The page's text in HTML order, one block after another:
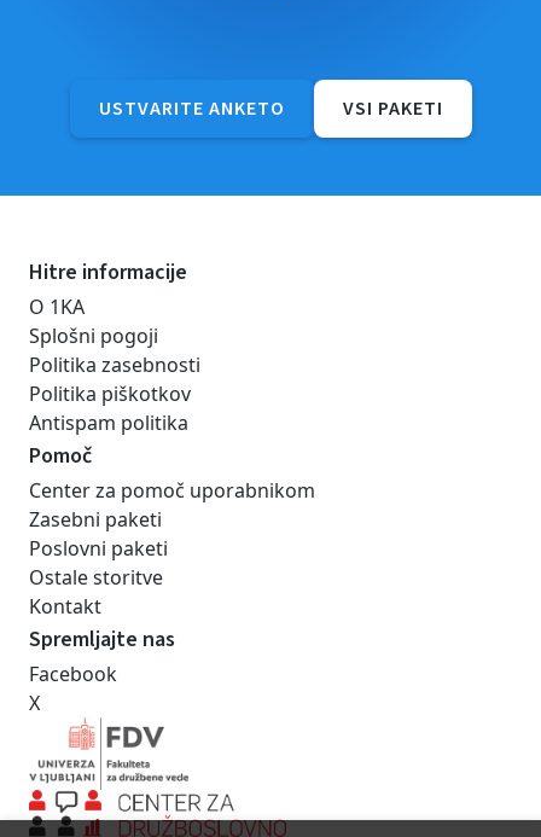
USTVARITE ANKETO VSI PAKETI
Hitre informacije
O 1KA
Splošni pogoji
Politika zasebnosti
Politika piškotkov
Antispam politika
Pomoč
Center za pomoč uporabnikom
Zasebni paketi
Poslovni paketi
Ostale storitve
Kontakt
Spremljajte nas
Facebook
X